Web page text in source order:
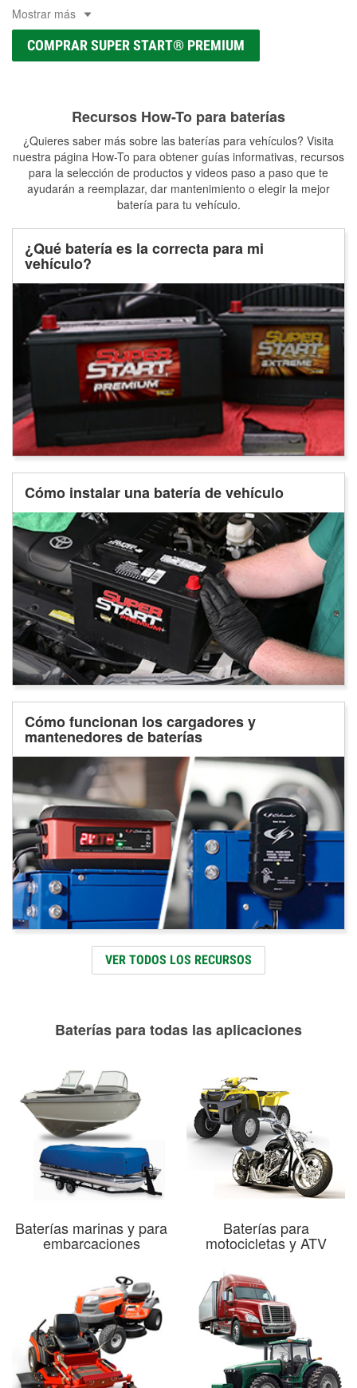
Mostrar más
COMPRAR SUPER START® PREMIUM
Recursos How-To para baterías
¿Quieres saber más sobre las baterías para vehículos? Visita
nuestra página How-To para obtener guías informativas, recursos
para la selección de productos y videos paso a paso que te
ayudarán a reemplazar, dar mantenimiento o elegir la mejor
batería para tu vehículo.
¿Qué batería es la correcta para mi
vehículo?
Cómo instalar una batería de vehículo
Cómo funcionan los cargadores y
mantenedores de baterías
VER TODOS LOS RECURSOS
Baterías para todas las aplicaciones
Baterías marinas y para
embarcaciones
Baterías para
motocicletas y ATV